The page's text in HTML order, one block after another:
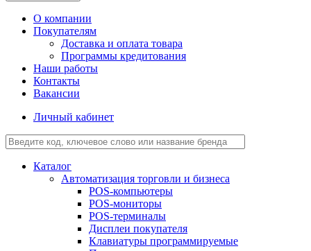
О компании
Покупателям
Доставка и оплата товара
Программы кредитования
Наши работы
Контакты
Вакансии
Личный кабинет
Каталог
Автоматизация торговли и бизнеса
POS-компьютеры
POS-мониторы
POS-терминалы
Дисплеи покупателя
Клавиатуры программируемые